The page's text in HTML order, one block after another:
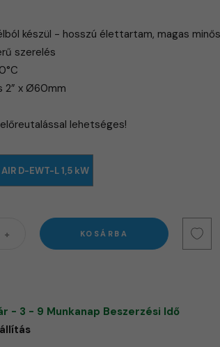
készül - hosszú élettartam, magas
szerelés
2” x Ø60mm
lehetséges!
D-EWT-L 1,5 kW
KOSÁRBA
- 3 - 9 Munkanap Beszerzési Idő